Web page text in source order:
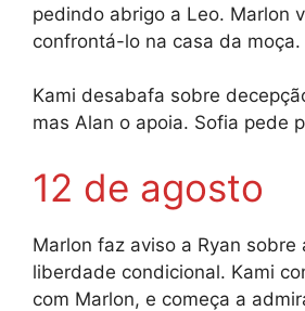
pedindo abrigo a Leo. Marlon
confrontá-lo na casa da moça.
Kami desabafa sobre
mas Alan o apoia. Sofia pede
12 de agosto
Marlon faz aviso a Ryan sobre
liberdade condicional. Kami
com Marlon, e começa a